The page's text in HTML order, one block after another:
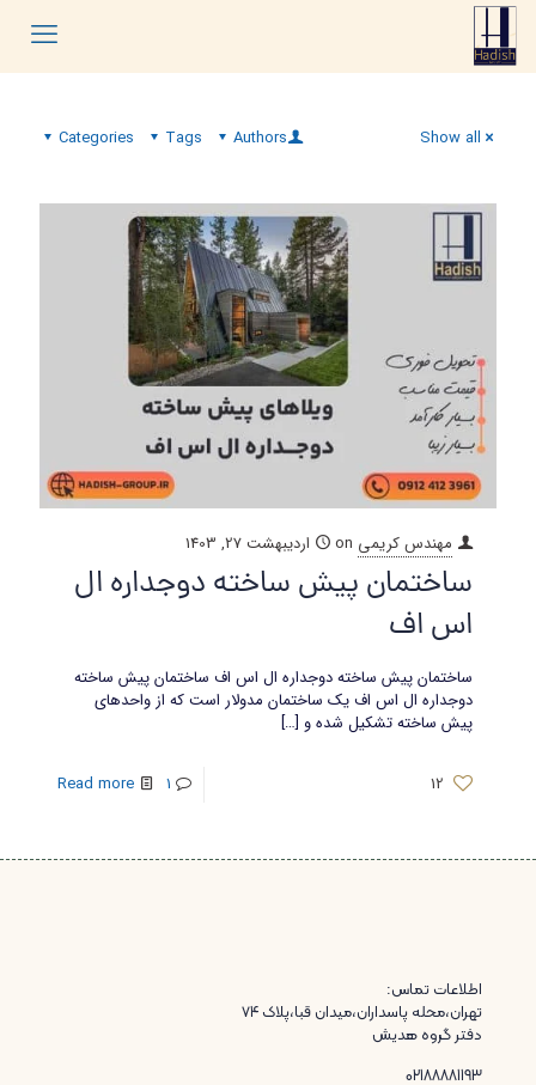
Categories Tags Authors Show all
مهندس کریمی on اردیبهشت 27, 1403
ساختمان پیش ساخته دوجداره ال
اس اف
ساختمان پیش ساخته دوجداره ال اس اف ساختمان پیش ساخته
دوجداره ال اس اف یک ساختمان مدولار است که از واحدهای
پیش ساخته تشکیل شده و […]
12
1
Read more
اطلاعات تماس:
تهران،محله پاسداران،میدان قبا،پلاک ۷۴
دفتر گروه هدیش
02188881193